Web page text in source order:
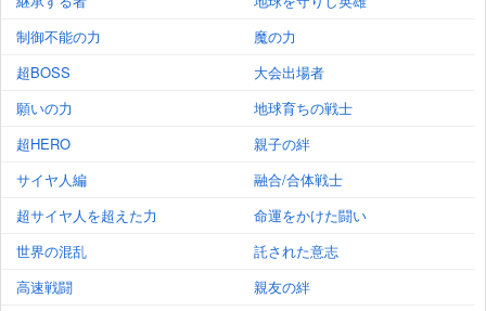
制御不能の力
魔の力
超BOSS
大会出場者
願いの力
地球育ちの戦士
超HERO
親子の絆
サイヤ人編
融合/合体戦士
超サイヤ人を超えた力
命運をかけた闘い
世界の混乱
託された意志
高速戦闘
親友の絆